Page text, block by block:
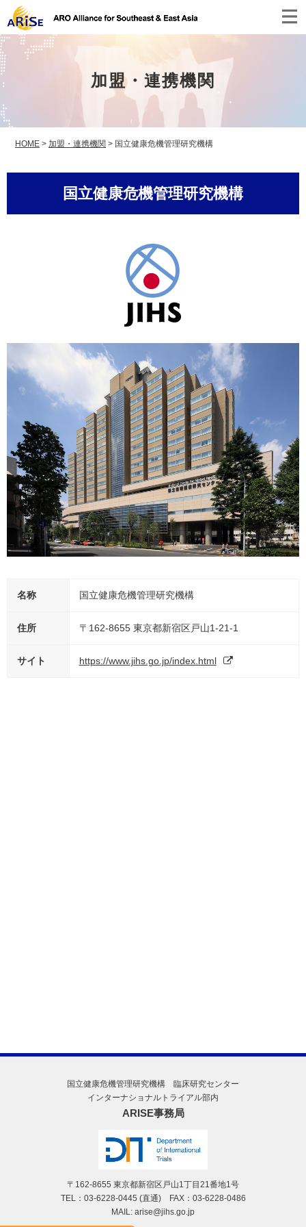
加盟・連携機関
HOME > 加盟・連携機関 > 国立健康危機管理研究機構
国立健康危機管理研究機構
名称 国立健康危機管理研究機構
住所 〒162-8655 東京都新宿区戸山1-21-1
サイト https://www.jihs.go.jp/index.html
国立健康危機管理研究機構 臨床研究センター
インターナショナルトライアル部内
ARISE事務局
〒162-8655 東京都新宿区戸山1丁目21番地1号
TEL：03-6228-0445 (直通) FAX：03-6228-0486
MAIL: arise@jihs.go.jp